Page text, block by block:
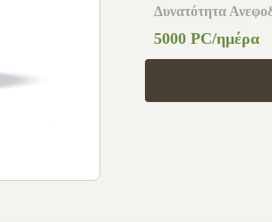
Δυνατότητα
5000 PC/ημέρα